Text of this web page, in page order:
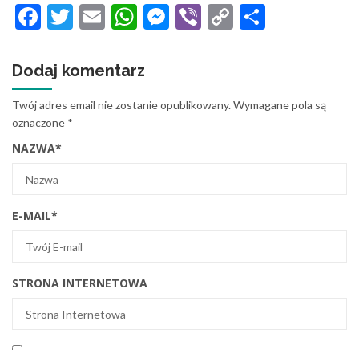
Facebook
Twitter
EmailWhatsApp
Messenger
Viber
Copy
Dodaj komentarz
Twój adres email nie zostanie opublikowany.Wymagane pola są
oznaczone *
NAZWA*
E-MAIL*
STRONA INTERNETOWA